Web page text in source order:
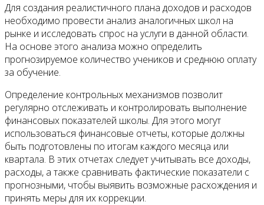
Для создания реалистичного плана доходов и расходов
необходимо провести анализ аналогичных школ на
рынке и исследовать спрос на услуги в данной области.
На основе этого анализа можно определить
прогнозируемое количество учеников и среднюю оплату
за обучение.
Определение контрольных механизмов позволит
регулярно отслеживать и контролировать выполнение
финансовых показателей школы. Для этого могут
использоваться финансовые отчеты, которые должны
быть подготовлены по итогам каждого месяца или
квартала. В этих отчетах следует учитывать все доходы,
расходы, а также сравнивать фактические показатели с
прогнозными, чтобы выявить возможные расхождения и
принять меры для их коррекции.